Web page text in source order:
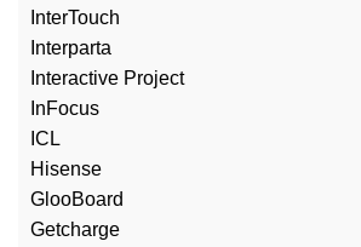
InterTouch
Interparta
Interactive Project
InFocus
ICL
Hisense
GlooBoard
Getcharge